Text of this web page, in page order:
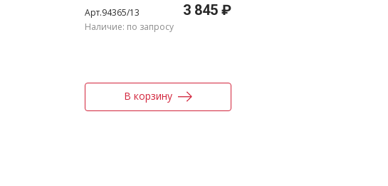
Арт.94365/13 3 845 ₽
Наличие: по запросу
В корзину